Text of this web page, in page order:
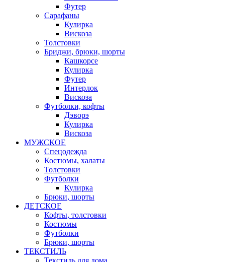
Футер
Сарафаны
Кулирка
Вискоза
Толстовки
Бриджи, брюки, шорты
Кашкорсе
Кулирка
Футер
Интерлок
Вискоза
Футболки, кофты
Дэворэ
Кулирка
Вискоза
МУЖСКОЕ
Спецодежда
Костюмы, халаты
Толстовки
Футболки
Кулирка
Брюки, шорты
ДЕТСКОЕ
Кофты, толстовки
Костюмы
Футболки
Брюки, шорты
ТЕКСТИЛЬ
Текстиль для дома